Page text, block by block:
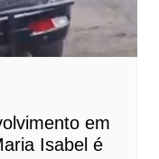
em
Isabel é